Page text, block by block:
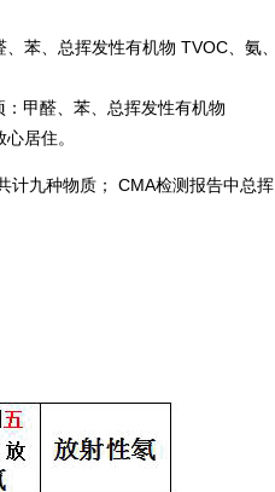
苯、总挥发性有机物 TVOC、氨、
甲醛、苯、总挥发性有机物
居住。
计九种物质； CMA检测报告中总挥